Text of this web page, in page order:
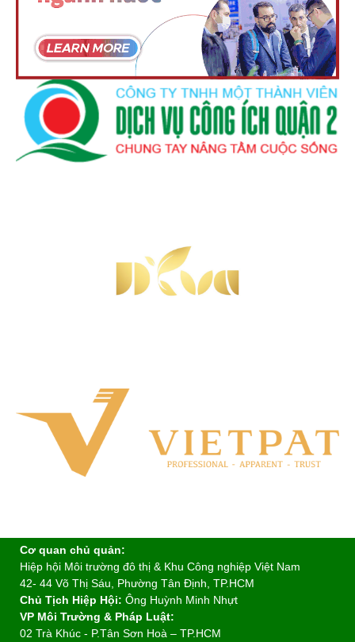
Cơ quan chủ quản:
Hiệp hội Môi trường đô thị & Khu Công nghiệp Việt Nam
42- 44 Võ Thị Sáu, Phường Tân Định, TP.HCM
Chủ Tịch Hiệp Hội: Ông Huỳnh Minh Nhựt
VP Môi Trường & Pháp Luật:
02 Trà Khúc - P.Tân Sơn Hoà – TP.HCM